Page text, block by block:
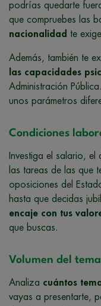
podrías quedarte
que compruebes las
nacionalidad te
Además, también te
las capacidades
Administración
unos parámetros
Condiciones
Investiga el salario,
las tareas de las que
oposiciones del
hasta que decidas
encaje con tus
que buscas.
Volumen del
Analiza cuántos
vayas a presentarte,